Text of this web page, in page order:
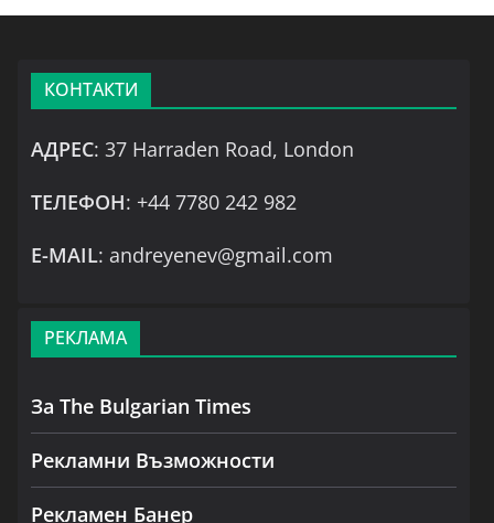
КОНТАКТИ
АДРЕС: 37 Harraden Road, London
ТЕЛЕФОН: +44 7780 242 982
Е-MAIL: andreyenev@gmail.com
РЕКЛАМА
За The Bulgarian Times
Рекламни Възможности
Рекламен Банер